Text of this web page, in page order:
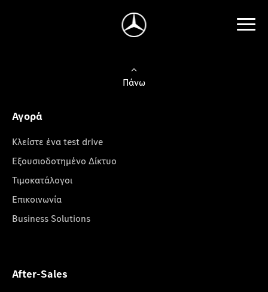
Πάνω
Αγορά
Κλείστε ένα test drive
Εξουσιοδοτημένο Δίκτυο
Τιμοκατάλογοι
Επικοινωνία
Business Solutions
After-Sales